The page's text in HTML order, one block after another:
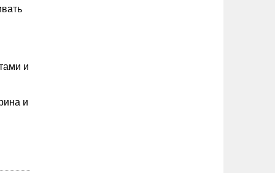
и
и